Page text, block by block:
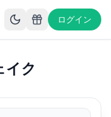
ログイン
ク